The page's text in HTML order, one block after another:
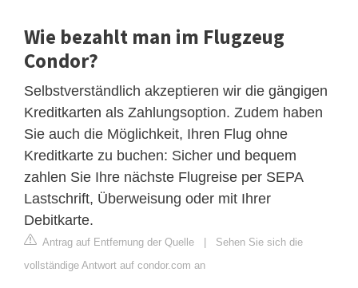
Wie bezahlt man im Flugzeug
Condor?
Selbstverständlich akzeptieren wir die gängigen
Kreditkarten als Zahlungsoption. Zudem haben
Sie auch die Möglichkeit, Ihren Flug ohne
Kreditkarte zu buchen: Sicher und bequem
zahlen Sie Ihre nächste Flugreise per SEPA
Lastschrift, Überweisung oder mit Ihrer
Debitkarte.
Antrag auf Entfernung der Quelle | Sehen Sie sich die
vollständige Antwort auf condor.com an